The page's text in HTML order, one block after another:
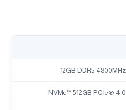
12GB DDR5 4800MHz
NVMe™ 512GB PCIe® 4.0